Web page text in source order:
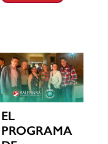
EL
PROGRAMA